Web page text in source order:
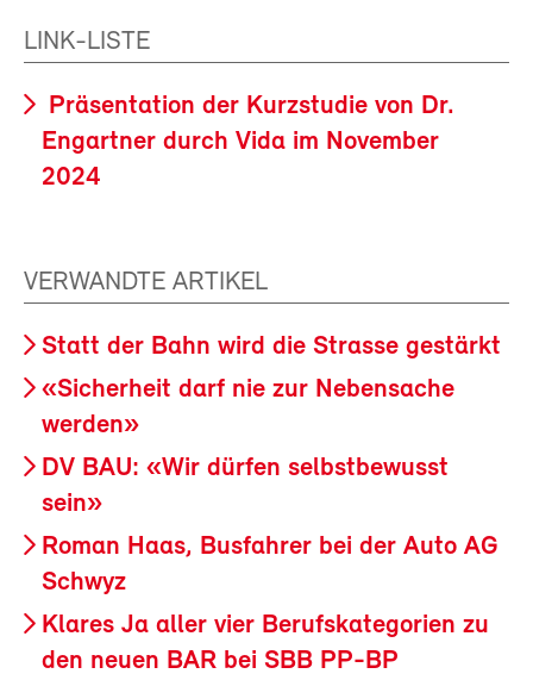
LINK-LISTE
Präsentation der Kurzstudie von Dr.
Engartner durch Vida im November
2024
VERWANDTE ARTIKEL
Statt der Bahn wird die Strasse gestärkt
«Sicherheit darf nie zur Nebensache
werden»
DV BAU: «Wir dürfen selbstbewusst
sein»
Roman Haas, Busfahrer bei der Auto AG
Schwyz
Klares Ja aller vier Berufskategorien zu
den neuen BAR bei SBB PP-BP